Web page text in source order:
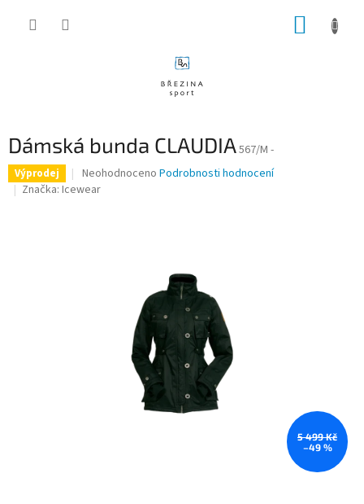
Dámská bunda CLAUDIA567/M -
Výprodej
Průměrné
hodnocení
Neohodnoceno Podrobnosti hodnocení
Značka: Icewear
5 499 Kč
–49 %